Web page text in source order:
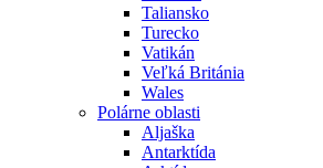
Taliansko
Turecko
Vatikán
Veľká Británia
Wales
Polárne oblasti
Aljaška
Antarktída